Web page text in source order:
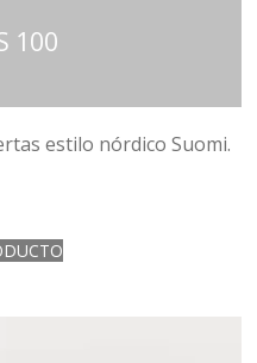
100
estilo nórdico Suomi.